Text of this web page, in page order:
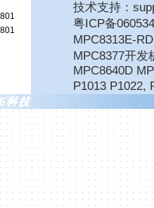
技术支持：
粤ICP备
MPC8313E-
MPC8377开发
MPC8640D
P1013 P1022,